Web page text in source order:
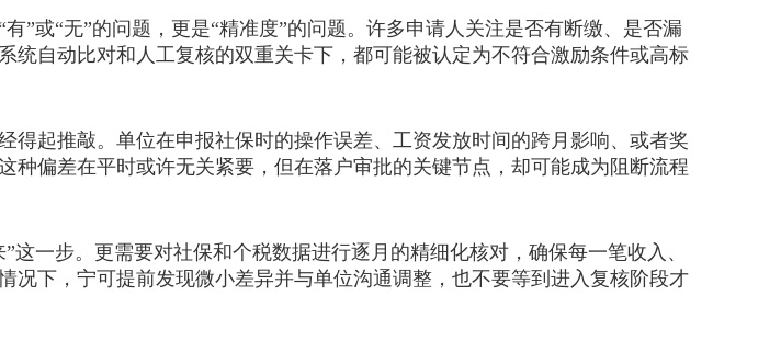
“无”的问题，更是“精准度”的问题。许多申请人关注是否有断缴、是否漏
自动比对和人工复核的双重关卡下，都可能被认定为不符合激励条件或高标
起推敲。单位在申报社保时的操作误差、工资发放时间的跨月影响、或者奖
偏差在平时或许无关紧要，但在落户审批的关键节点，却可能成为阻断流程
步。更需要对社保和个税数据进行逐月的精细化核对，确保每一笔收入、
下，宁可提前发现微小差异并与单位沟通调整，也不要等到进入复核阶段才